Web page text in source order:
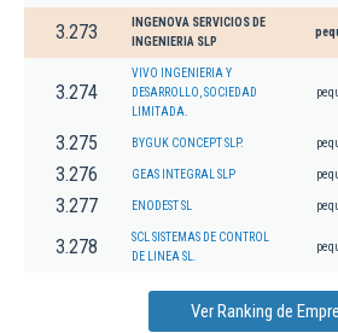
3.273
INGENOVA SERVICIOS DE
INGENIERIA SLP
3.274
VIVO INGENIERIA Y
DESARROLLO, SOCIEDAD
LIMITADA.
3.275 BYGUK CONCEPT SLP.
3.276 GEAS INTEGRAL SLP
3.277 ENODEST SL
3.278
SCL SISTEMAS DE CONTROL
DE LINEA SL.
Ver Ranking de